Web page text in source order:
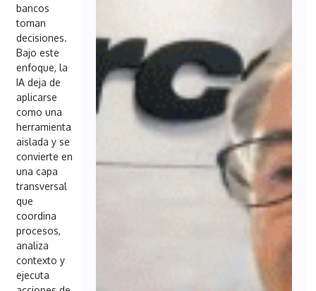
bancos
toman
decisiones.
Bajo este
enfoque, la
IA deja de
aplicarse
como una
herramienta
aislada y se
convierte en
una capa
transversal
que
coordina
procesos,
analiza
contexto y
ejecuta